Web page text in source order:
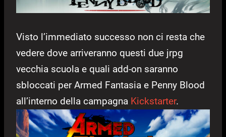
Visto l’immediato successo non ci resta che
vedere dove arriveranno questi due jrpg
vecchia scuola e quali add-on saranno
sbloccati per Armed Fantasia e Penny Blood
all’interno della campagna Kickstarter.